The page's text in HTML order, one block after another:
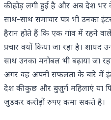
की होड़ लगी हुई है और अब देश
साथ-साथ समाचार पत्र भी उनका
हैरान होते हैं कि एक गांव में रहने
प्रचार क्यों किया जा रहा है।
साथ उनका मनोबल भी बढ़ाया जा
अगर वह अपनी सफलता के बारे में
देश की कुछ और बुजुर्ग महिलाएं या
जुड़कर करोड़ों रुपए कमा सकते है।